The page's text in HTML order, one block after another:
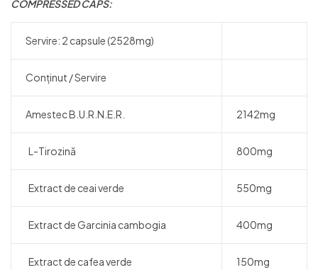
COMPRESSED CAPS:
Servire: 2 capsule (2528mg)
Conținut / Servire
Amestec B.U.R.N.E.R. 2142mg
L-Tirozină 800mg
Extract de ceai verde 550mg
Extract de Garcinia cambogia 400mg
Extract de cafea verde 150mg